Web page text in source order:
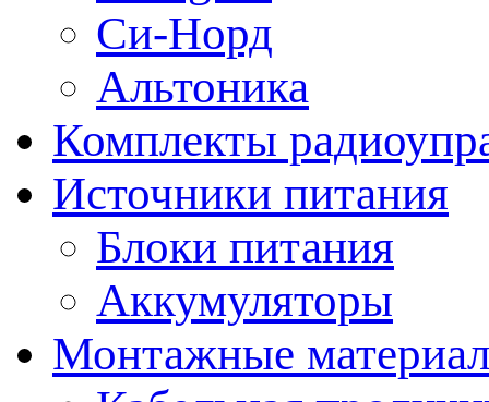
Си-Норд
Альтоника
Комплекты
Источники питания
Блоки питания
Аккумуляторы
Монтажные